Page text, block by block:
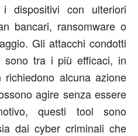
dispositivi con ulteriori
bancari, ransomware o
Gli attacchi condotti
sono tra i più efficaci, in
alcuna azione
agire senza essere
questi tool sono
dai cyber criminali che